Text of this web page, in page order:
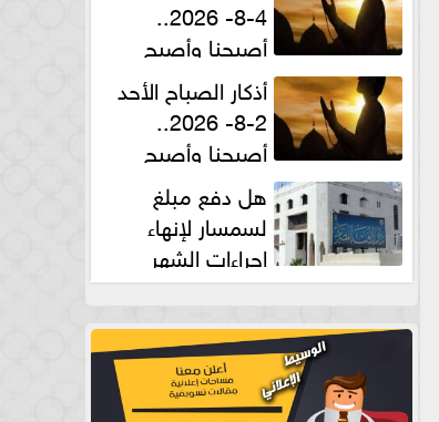
4-8- 2026..
أصبحنا وأصبح
الملك لله والحمد للهأذكار الصباح الأحد
2-8- 2026..
أصبحنا وأصبح
الملك لله والحمد للههل دفع مبلغ
لسمسار لإنهاء
إجراءات الشهر
العقارى حلال؟.. أمين الفتوى يجيب